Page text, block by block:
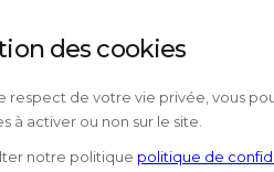
des cookies
respect de votre vie privée, vous
à activer ou non sur le site.
notre politique politique de